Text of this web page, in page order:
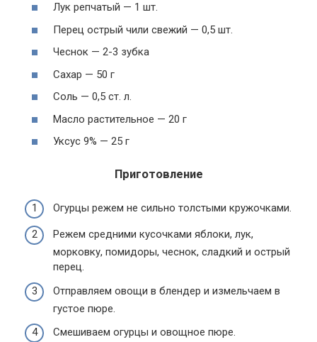
Лук репчатый — 1 шт.
Перец острый чили свежий — 0,5 шт.
Чеснок — 2-3 зубка
Сахар — 50 г
Соль — 0,5 ст. л.
Масло растительное — 20 г
Уксус 9% — 25 г
Приготовление
Огурцы режем не сильно толстыми кружочками.
Режем средними кусочками яблоки, лук,
морковку, помидоры, чеснок, сладкий и острый
перец.
Отправляем овощи в блендер и измельчаем в
густое пюре.
Смешиваем огурцы и овощное пюре.